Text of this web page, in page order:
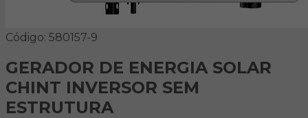
Código: 580157-9
GERADOR DE ENERGIA SOLAR
CHINT INVERSOR SEM
ESTRUTURA